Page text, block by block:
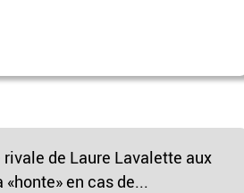
de Laure Lavalette aux
en cas de...